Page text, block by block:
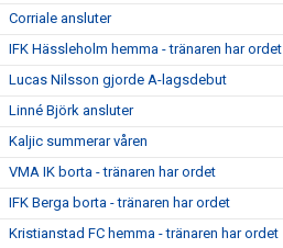
Corriale ansluter
IFK Hässleholm hemma - tränaren har ordet
Lucas Nilsson gjorde A-lagsdebut
Linné Björk ansluter
Kaljic summerar våren
VMA IK borta - tränaren har ordet
IFK Berga borta - tränaren har ordet
Kristianstad FC hemma - tränaren har ordet